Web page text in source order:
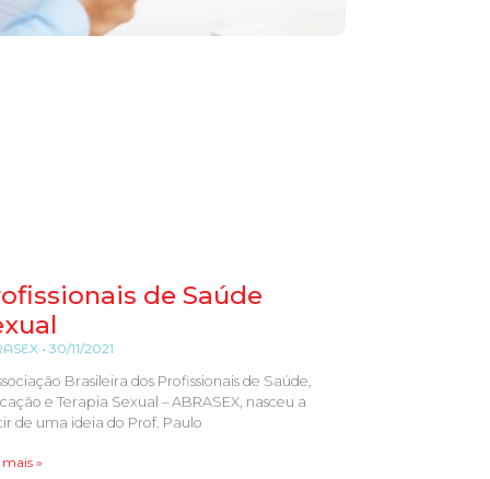
de Saúde
30/11/2021
Brasileira dos Profissionais de Saúde,
e Terapia Sexual – ABRASEX, nasceu a
de uma ideia do Prof. Paulo
mais »